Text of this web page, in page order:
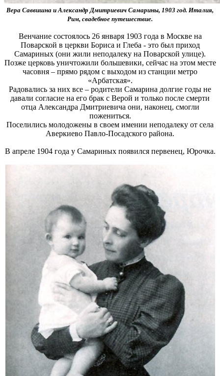
Вера Саввишна и Александр Дмитриевич Самарины, 1903 год. Италия,
Рим, свадебное путешествие.
Венчание состоялось 26 января 1903 года в Москве на
Поварской в церкви Бориса и Глеба - это был приход
Самариных (они жили неподалеку на Поварской улице).
Позже церковь уничтожили большевики, сейчас на этом месте
часовня – прямо рядом с выходом из станции метро
«Арбатская».
Радовались за них все – родители Самарина долгие годы не
давали согласие на его брак с Верой и только после смерти
отца Александра Дмитриевича они, наконец, смогли
пожениться.
Поселились молодожены в своем имении неподалеку от села
Аверкиево Павло-Посадского района.
В апреле 1904 года у Самариных появился первенец, Юрочка.